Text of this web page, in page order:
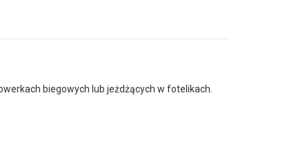
biegowych lub jeżdżących w fotelikach.